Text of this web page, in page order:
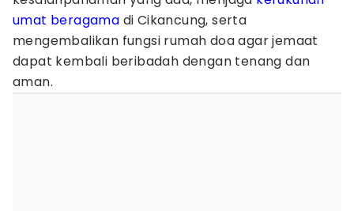
umat beragama di Cikancung, serta
mengembalikan fungsi rumah doa agar jemaat
dapat kembali beribadah dengan tenang dan
aman.